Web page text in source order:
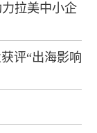
拉美中小企
评“出海影响